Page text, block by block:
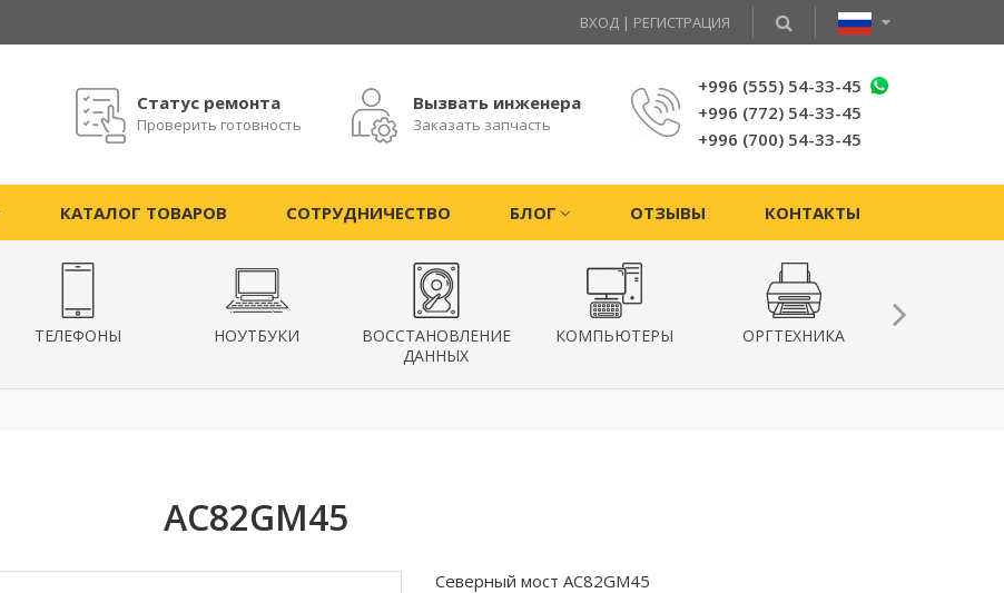
ВХОД | РЕГИСТРАЦИЯ
Статус ремонта
Проверить готовность
Вызвать инженера
Заказать запчасть
+996 (555) 54-33-45
+996 (772) 54-33-45
+996 (700) 54-33-45
КАТАЛОГ ТОВАРОВ СОТРУДНИЧЕСТВО БЛОГ ОТЗЫВЫ КОНТАКТЫ
ТЕЛЕФОНЫ НОУТБУКИ
ВОССТАНОВЛЕНИЕ
ДАННЫХ
КОМПЬЮТЕРЫ ОРГТЕХНИКА
AC82GM45
Северный мост AC82GM45